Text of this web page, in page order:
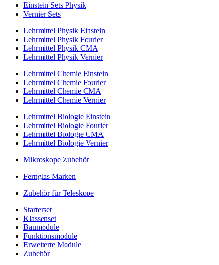
Einstein Sets Physik
Vernier Sets
Lehrmittel Physik Einstein
Lehrmittel Physik Fourier
Lehrmittel Physik CMA
Lehrmittel Physik Vernier
Lehrmittel Chemie Einstein
Lehrmittel Chemie Fourier
Lehrmittel Chemie CMA
Lehrmittel Chemie Vernier
Lehrmittel Biologie Einstein
Lehrmittel Biologie Fourier
Lehrmittel Biologie CMA
Lehrmittel Biologie Vernier
Mikroskope Zubehör
Fernglas Marken
Zubehör für Teleskope
Starterset
Klassenset
Baumodule
Funktionsmodule
Erweiterte Module
Zubehör